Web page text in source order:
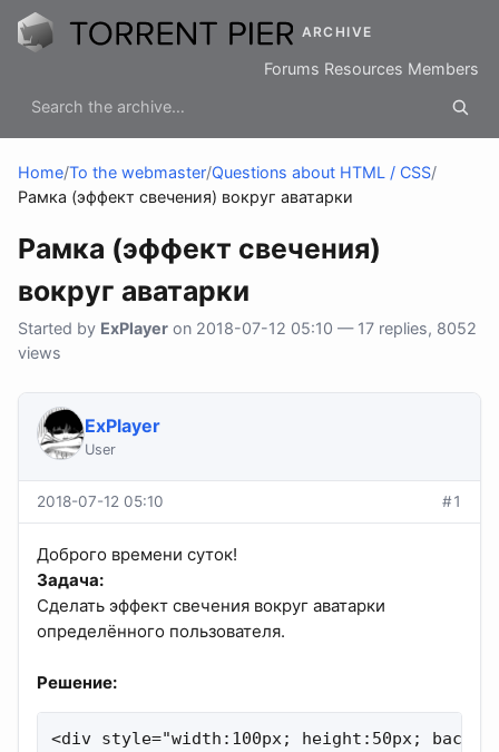
ARCHIVE
Forums Resources Members
Home/To the webmaster/Questions about HTML / CSS/
Рамка (эффект свечения) вокруг аватарки
Рамка (эффект свечения)
вокруг аватарки
Started by ExPlayer on 2018-07-12 05:10 — 17 replies, 8052
views
ExPlayer
User
2018-07-12 05:10 #1
Доброго времени суток!
Задача:
Сделать эффект свечения вокруг аватарки
определённого пользователя.
Решение:
<div style="width:100px; height:50px;